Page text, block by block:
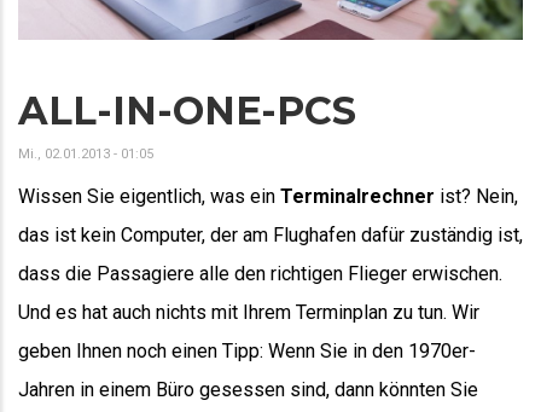
ALL-IN-ONE-PCS
Mi., 02.01.2013 - 01:05
Wissen Sie eigentlich, was ein Terminalrechner ist? Nein,
das ist kein Computer, der am Flughafen dafür zuständig ist,
dass die Passagiere alle den richtigen Flieger erwischen.
Und es hat auch nichts mit Ihrem Terminplan zu tun. Wir
geben Ihnen noch einen Tipp: Wenn Sie in den 1970er-
Jahren in einem Büro gesessen sind, dann könnten Sie